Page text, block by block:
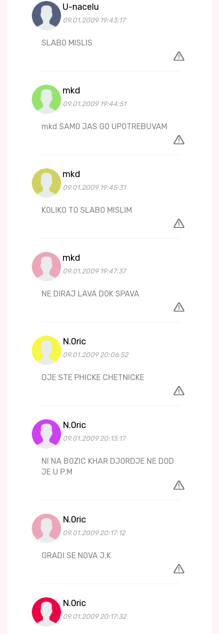
U-nacelu
09.01.2009 19:43:17
SLAB0 MISLIS
mkd
09.01.2009 19:44:51
mkd SAM0 JAS G0 UP0TREBUVAM
mkd
09.01.2009 19:45:31
K0LIK0 T0 SLAB0 MISLIM
mkd
09.01.2009 19:47:37
NE DIRAJ LAVA D0K SPAVA
N.0ric
09.01.2009 20:06:52
DJE STE PHICKE CHETNICKE
N.0ric
09.01.2009 20:13:17
NI NA B0ZIC KHAR DJ0RDJE NE D0D
JE U P.M
N.0ric
09.01.2009 20:17:12
GRADI SE N0VA J.K
N.0ric
09.01.2009 20:17:32